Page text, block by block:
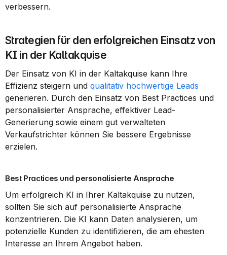
verbessern.
Strategien für den erfolgreichen Einsatz von
KI in der Kaltakquise
Der Einsatz von KI in der Kaltakquise kann Ihre
Effizienz steigern und qualitativ hochwertige Leads
generieren. Durch den Einsatz von Best Practices und
personalisierter Ansprache, effektiver Lead-
Generierung sowie einem gut verwalteten
Verkaufstrichter können Sie bessere Ergebnisse
erzielen.
Best Practices und personalisierte Ansprache
Um erfolgreich KI in Ihrer Kaltakquise zu nutzen,
sollten Sie sich auf personalisierte Ansprache
konzentrieren. Die KI kann Daten analysieren, um
potenzielle Kunden zu identifizieren, die am ehesten
Interesse an Ihrem Angebot haben.